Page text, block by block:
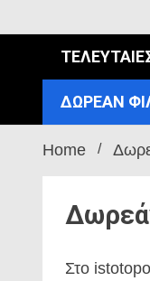
ΔΩΡΕΆΝ
Home
Στο